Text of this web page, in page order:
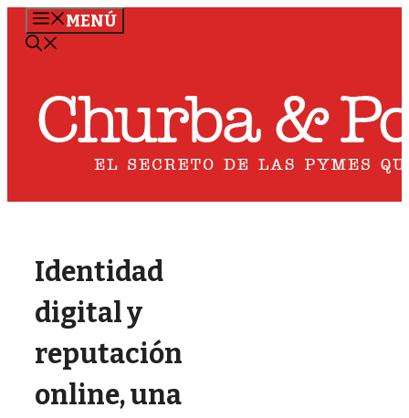
Saltar
MENÚ
Identidad
digital y
reputación
online, una